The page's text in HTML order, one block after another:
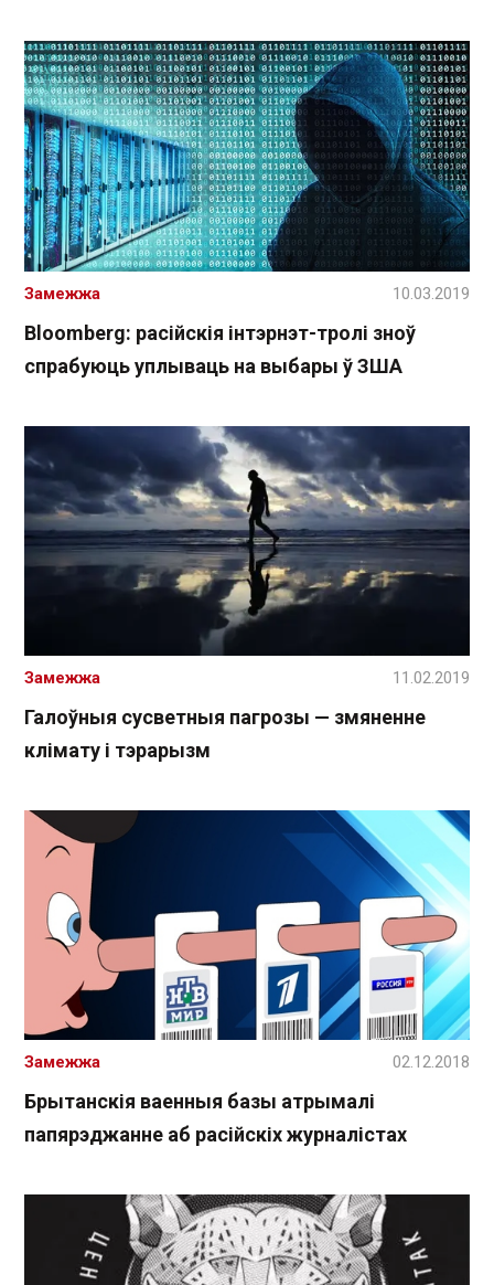
Bloomberg: расійскія інтэрнэт-тролі зноў
спрабуюць уплываць на выбары ў ЗША
Замежжа 10.03.2019
Галоўныя сусветныя пагрозы — змяненне
клімату і тэрарызм
Замежжа 11.02.2019
Брытанскія ваенныя базы атрымалі
папярэджанне аб расійскіх журналістах
Замежжа 02.12.2018